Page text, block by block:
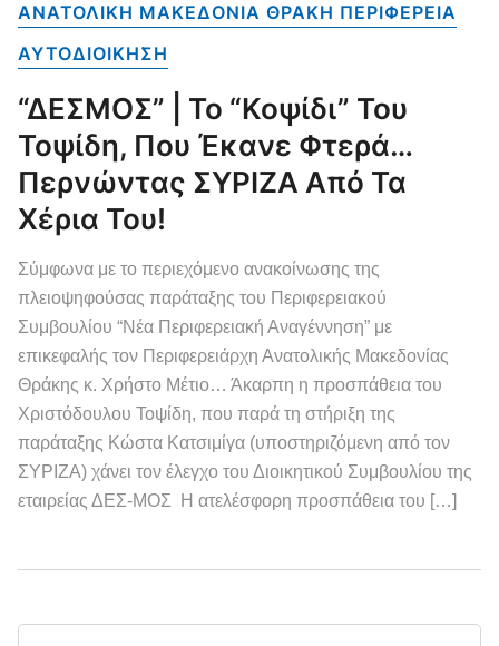
ΑΝΑΤΟΛΙΚΗ ΜΑΚΕΔΟΝΙΑ ΘΡΑΚΗ ΠΕΡΙΦΕΡΕΙΑ
ΑΥΤΟΔΙΟΙΚΗΣΗ
“ΔΕΣΜΟΣ” | Το “κοψίδι” Του
Τοψίδη, Που Έκανε Φτερά…
Περνώντας ΣΥΡΙΖΑ Από Τα
Χέρια Του!
Σύμφωνα με το περιεχόμενο ανακοίνωσης της
πλειοψηφούσας παράταξης του Περιφερειακού
Συμβουλίου “Νέα Περιφερειακή Αναγέννηση” με
επικεφαλής τον Περιφερειάρχη Ανατολικής Μακεδονίας
Θράκης κ. Χρήστο Μέτιο… Άκαρπη η προσπάθεια του
Χριστόδουλου Τοψίδη, που παρά τη στήριξη της
παράταξης Κώστα Κατσιμίγα (υποστηριζόμενη από τον
ΣΥΡΙΖΑ) χάνει τον έλεγχο του Διοικητικού Συμβουλίου της
εταιρείας ΔΕΣ-ΜΟΣ Η ατελέσφορη προσπάθεια του […]